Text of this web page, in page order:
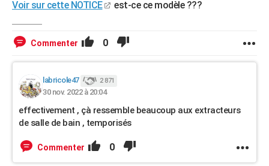
Voir sur cette NOTICE est-ce ce modèle ???
Commenter 0
labricole47 2 871
30 nov. 2022 à 20:04
effectivement , çà ressemble beaucoup aux extracteurs
de salle de bain , temporisés
Commenter 0